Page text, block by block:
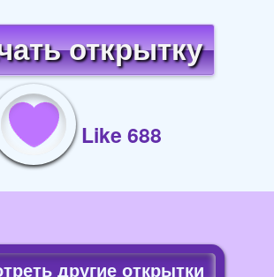
открытку
Like 688
другие открытки